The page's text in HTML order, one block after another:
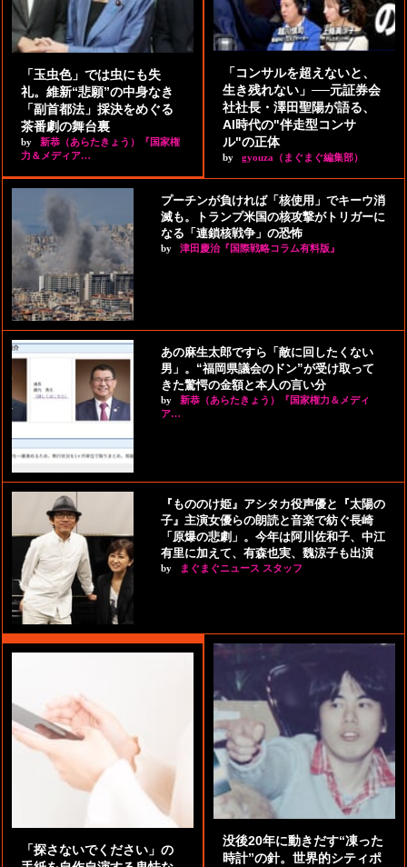
「玉虫色」では虫にも失
礼。維新“悲願”の中身なき
「副首都法」採決をめぐる
茶番劇の舞台裏
by
新恭（あらたきょう）『国家権
力＆メディア…
「コンサルを超えないと、
生き残れない」──元証券会
社社長・澤田聖陽が語る、
AI時代の"伴走型コンサ
ル"の正体
by gyouza（まぐまぐ編集部）
プーチンが負ければ「核使用」でキーウ消
滅も。トランプ米国の核攻撃がトリガーに
なる「連鎖核戦争」の恐怖
by 津田慶治『国際戦略コラム有料版』
あの麻生太郎ですら「敵に回したくない
男」。“福岡県議会のドン”が受け取って
きた驚愕の金額と本人の言い分
by
新恭（あらたきょう）『国家権力＆メディ
ア…
『もののけ姫』アシタカ役声優と『太陽の
子』主演女優らの朗読と音楽で紡ぐ長崎
「原爆の悲劇」。今年は阿川佐和子、中江
有里に加えて、有森也実、魏涼子も出演
by まぐまぐニュース スタッフ
「探さないでください」の
没後20年に動きだす“凍った
時計”の針。世界的シティポ